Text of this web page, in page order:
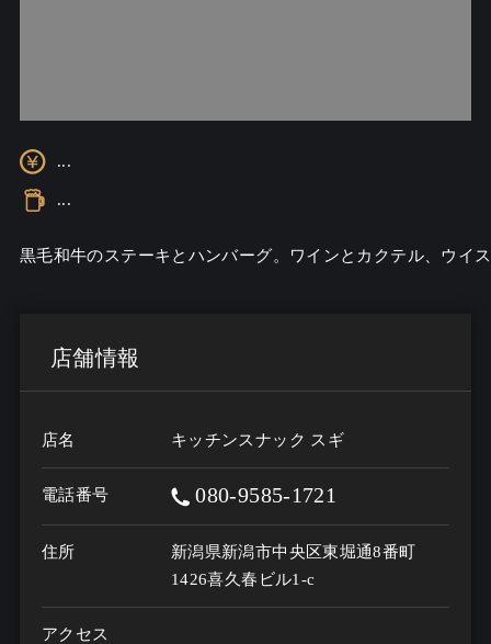
...
...
黒毛和牛のステーキとハンバーグ。ワインとカクテル、ウイ
店舗情報
店名 キッチンスナック スギ
電話番号 080-9585-1721
住所
新潟県新潟市中央区東堀通8番町
1426喜久春ビル1-c
アクセス